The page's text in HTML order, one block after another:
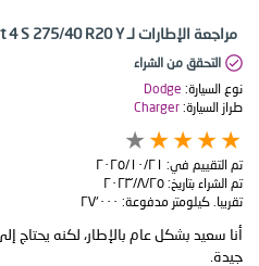
مراجعة الإطارات لـ Michelin Pilot Sport 4 S 275/40 R20 Y
التحقق من الشراء
نوع السيارة: Dodge
طراز السيارة: Charger
تم التقييم في: ٢١‏/١٠‏/٢٠٢٥
تم الشراء بتاريخ: ٢٥‏/٨‏/٢٠٢٣
تقريبا. كيلومتر مدفوعة: ٢٧٬٠٠٠
أنا سعيد بشكل عام بالإطار، لكنه يحتاج
جيدة.